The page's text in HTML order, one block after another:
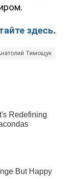
здесь.
Тимощук